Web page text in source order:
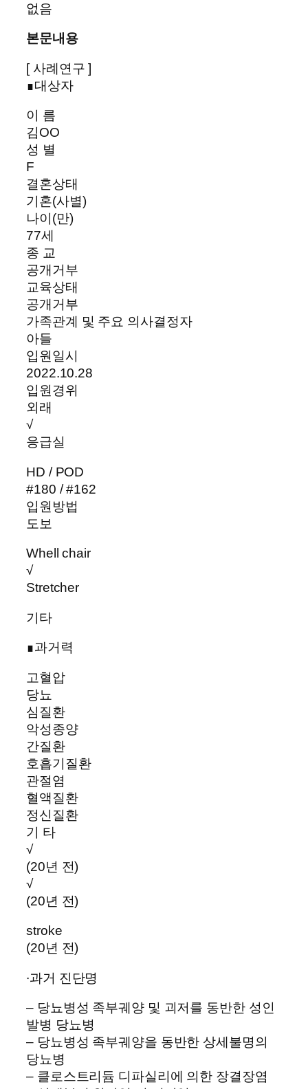
없음
본문내용
[ 사례연구 ]
∎대상자
이 름
김OO
성 별
F
결혼상태
기혼(사별)
나이(만)
77세
종 교
공개거부
교육상태
공개거부
가족관계 및 주요 의사결정자
아들
입원일시
2022.10.28
입원경위
외래
√
응급실
HD / POD
#180 / #162
입원방법
도보
Whell chair
√
Stretcher
기타
∎과거력
고혈압
당뇨
심질환
악성종양
간질환
호흡기질환
관절염
혈액질환
정신질환
기 타
√
(20년 전)
√
(20년 전)
stroke
(20년 전)
∙과거 진단명
– 당뇨병성 족부궤양 및 괴저를 동반한 성인
발병 당뇨병
– 당뇨병성 족부궤양을 동반한 상세불명의
당뇨병
– 클로스트리듐 디파실리에 의한 장결장염